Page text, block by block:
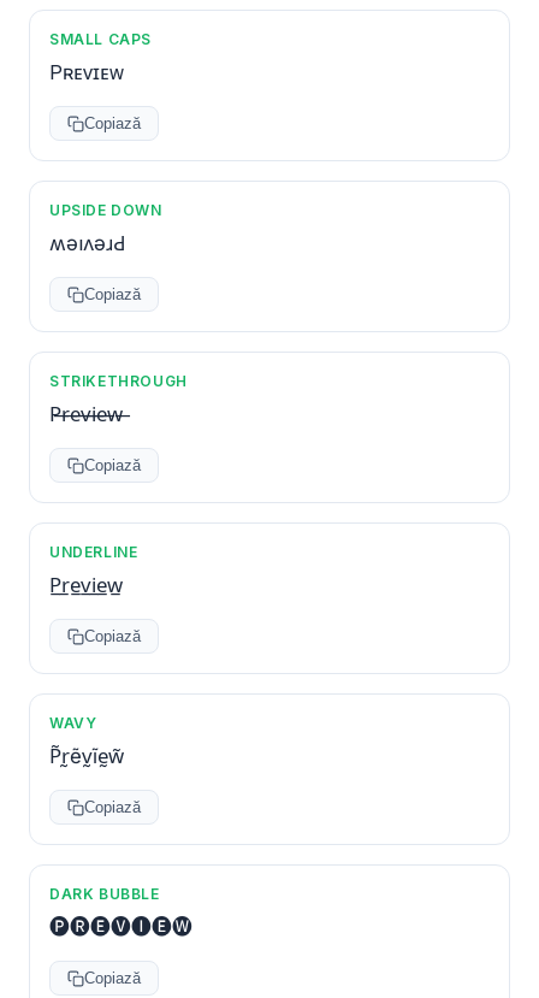
SMALL CAPS
Pʀᴇᴠɪᴇᴡ
Copiază
UPSIDE DOWN
ʍǝıʌǝɹԀ
Copiază
STRIKETHROUGH
P̶r̶e̶v̶i̶e̶w̶
Copiază
UNDERLINE
P̲r̲e̲v̲i̲e̲w̲
Copiază
WAVY
P̃r̰ẽv̰ĩḛw̃
Copiază
DARK BUBBLE
🅟🅡🅔🅥🅘🅔🅦
Copiază